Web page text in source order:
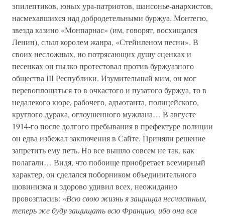
эпилептиков, юных ура-патриотов, шансонье-анархистов,
насмехавшихся над добродетельными буржуа. Монтегю,
звезда казино «Монпарнас» (им, говорят, восхищался
Ленин), слыл королем жанра, «Стейнленом песни». В
своих несложных, но потрясающих душу сценках и
песенках он пылко протестовал против буржуазного
общества III Республики. Изумительный мим, он мог
перевоплощаться то в очкастого и пузатого буржуа, то в
недалекого кюре, рабочего, адъютанта, полицейского,
круглого дурака, оглоушенного мужлана… В августе
1914-го после долгого пребывания в префектуре полиции
он едва избежал заключения в Сайте. Приняли решение
запретить ему петь. Но все вышло совсем не так, как
полагали… Видя, что побоище приобретает всемирный
характер, он сделался поборником объединительного
шовинизма и здорово удивил всех, неожиданно
провозгласив: «Всю свою жизнь я защищал несчастных,
теперь же буду защищать всю Францию, ибо она вся